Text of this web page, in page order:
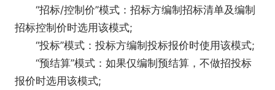
“招标/控制价”模式：招标方编制招标清单及编制
招标控制价时选用该模式;
“投标”模式：投标方编制投标报价时使用该模式;
“预结算”模式：如果仅编制预结算，不做招投标
报价时选用该模式;